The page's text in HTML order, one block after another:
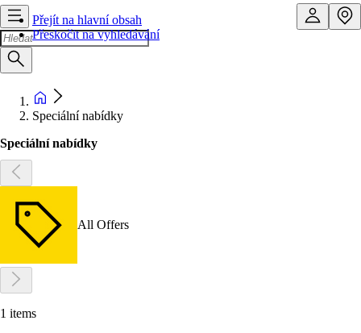
Přejít na hlavní obsah
Přeskočit na vyhledávání
Speciální nabídky
Speciální nabídky
All Offers
1 items